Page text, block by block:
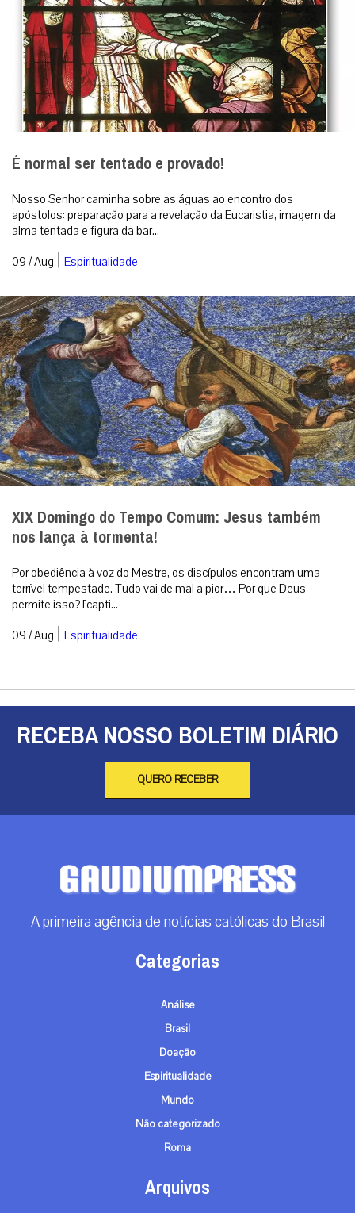
É normal ser tentado e provado!
Nosso Senhor caminha sobre as águas ao encontro dos
apóstolos: preparação para a revelação da Eucaristia, imagem da
alma tentada e figura da bar...
09 / Aug | Espiritualidade
XIX Domingo do Tempo Comum: Jesus também
nos lança à tormenta!
Por obediência à voz do Mestre, os discípulos encontram uma
terrível tempestade. Tudo vai de mal a pior… Por que Deus
permite isso? [capti...
09 / Aug | Espiritualidade
RECEBA NOSSO BOLETIM DIÁRIO
QUERO RECEBER
A primeira agência de notícias católicas do Brasil
Categorias
Análise
Brasil
Doação
Espiritualidade
Mundo
Não categorizado
Roma
Arquivos